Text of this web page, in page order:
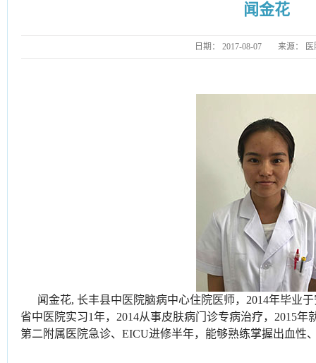
闻金花
日期： 2017-08-07 来源：
闻金花, 长丰县中医院脑病中心住院医师，2014年毕业
省中医院实习1年，2014从事皮肤病门诊专病治疗，2015
第二附属医院急诊、EICU进修半年，能够熟练掌握出血性